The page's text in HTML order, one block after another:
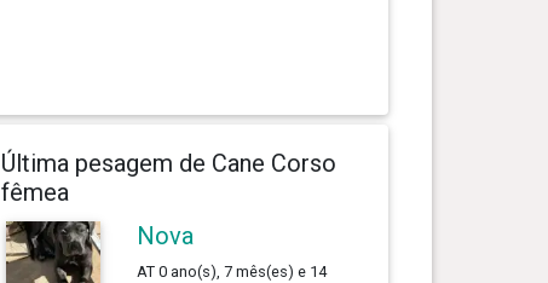
Última pesagem de Cane Corso
fêmea
Nova
AT 0 ano(s), 7 mês(es) e 14